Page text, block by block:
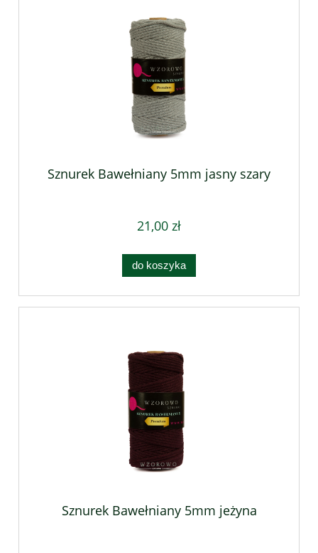
Sznurek Bawełniany 5mm jasny szary
21,00 zł
do koszyka
Sznurek Bawełniany 5mm jeżyna